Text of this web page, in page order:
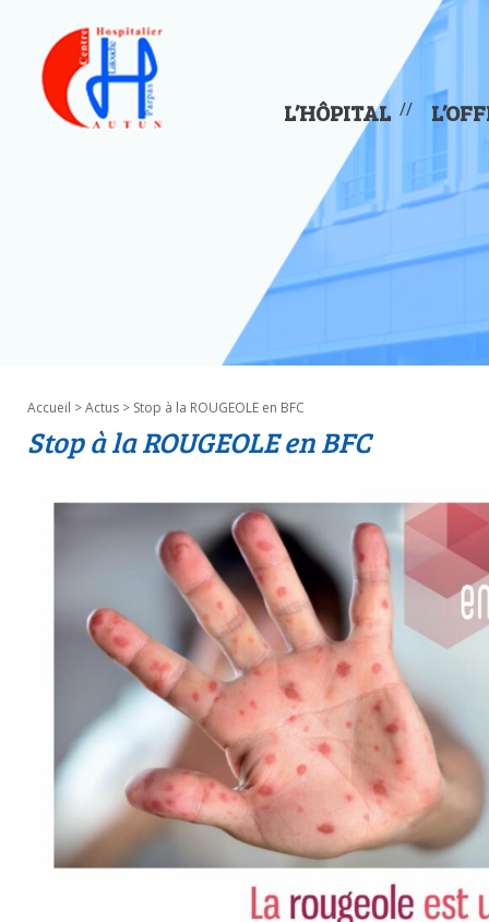
L’HÔPITAL
Accueil >Actus > Stop à la ROUGEOLE en BFC
Stop à la ROUGEOLE en BFC